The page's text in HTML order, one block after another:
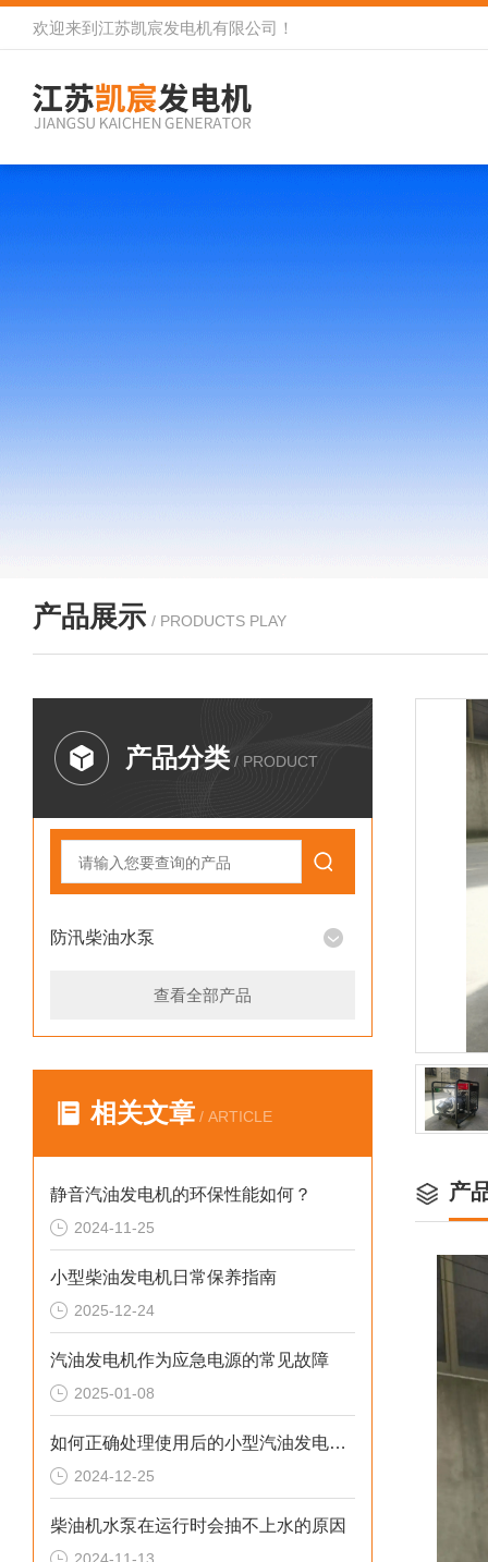
欢迎来到 江苏凯宸发电机有限公司 ！
产品展示 / PRODUCTS PLAY
产品分类 / PRODUCT
防汛柴油水泵
查看全部产品
相关文章 / ARTICLE
静音汽油发电机的环保性能如何？
2024-11-25
小型柴油发电机日常保养指南
2025-12-24
汽油发电机作为应急电源的常见故障
2025-01-08
如何正确处理使用后的小型汽油发电机？
2024-12-25
柴油机水泵在运行时会抽不上水的原因
产